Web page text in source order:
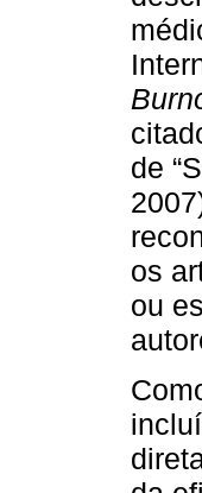
de
os
ou